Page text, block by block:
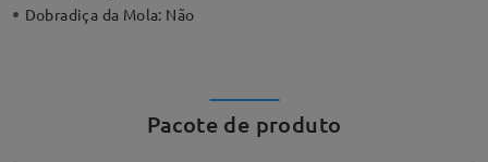
Dobradiça da Mola: Não
Pacote de produto